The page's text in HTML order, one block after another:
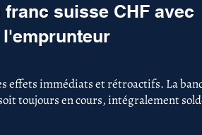
suisse CHF avec
effets immédiats et rétroactifs. La
toujours en cours, intégralement